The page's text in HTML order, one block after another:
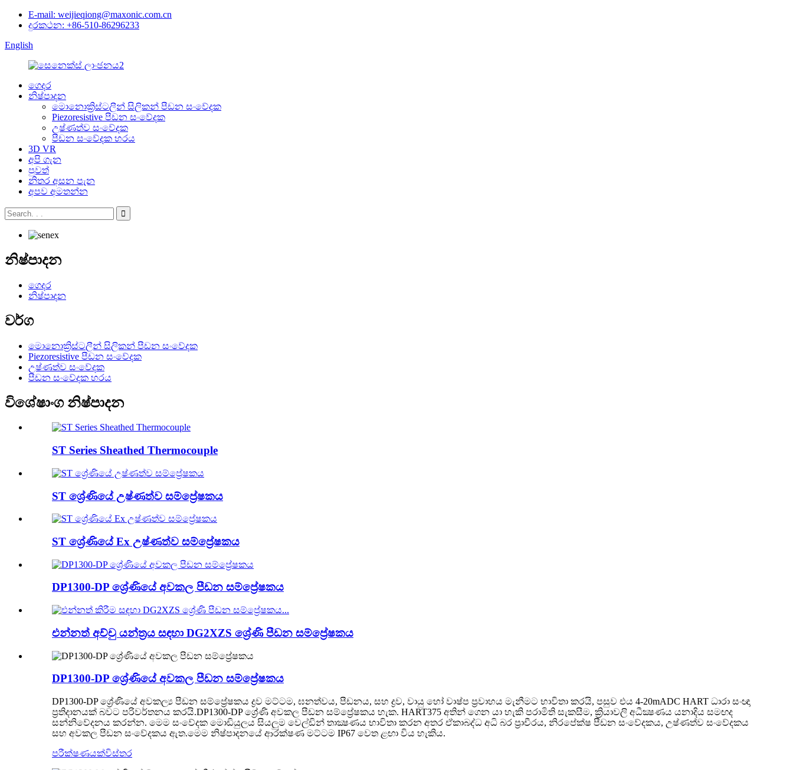
E-mail: weijieqiong@maxonic.com.cn
දුරකථන: +86-510-86296233
English
ගෙදර
නිෂ්පාදන
මොනොක්‍රිස්ටලීන් සිලිකන් පීඩන සංවේදක
Piezoresistive පීඩන සංවේදක
උෂ්ණත්ව සංවේදක
පීඩන සංවේදක හරය
3D VR
අපි ගැන
පුවත්
නිතර අසන පැන
අපව අමතන්න
නිෂ්පාදන
ගෙදර
නිෂ්පාදන
වර්ග
මොනොක්‍රිස්ටලීන් සිලිකන් පීඩන සංවේදක
Piezoresistive පීඩන සංවේදක
උෂ්ණත්ව සංවේදක
පීඩන සංවේදක හරය
විශේෂාංග නිෂ්පාදන
ST Series Sheathed Thermocouple
ST ශ්‍රේණියේ උෂ්ණත්ව සම්ප්‍රේෂකය
ST ශ්‍රේණියේ Ex උෂ්ණත්ව සම්ප්‍රේෂකය
DP1300-DP ශ්‍රේණියේ අවකල පීඩන සම්ප්‍රේෂකය
එන්නත් අච්චු යන්ත්‍රය සඳහා DG2XZS ශ්‍රේණි පීඩන සම්ප්‍රේෂකය
DP1300-DP ශ්‍රේණියේ අවකල පීඩන සම්ප්‍රේෂකය
DP1300-DP ශ්‍රේණියේ අවකල්‍ය පීඩන සම්ප්‍රේෂකය ද්‍රව මට්ටම, ඝනත්වය, පීඩනය, සහ ද්‍රව, වායු හෝ වාෂ්ප ප්‍රවාහය මැනීමට භාවිතා කරයි, පසුව එය 4-20mADC HART ධාරා සංඥා
ප්‍රතිදානයක් බවට පරිවර්තනය කරයි.DP1300-DP ශ්‍රේණි අවකල පීඩන සම්ප්‍රේෂකය හැක. HART375 අතින් ගෙන යා හැකි පරාමිති සැකසීම, ක්‍රියාවලි අධීක්‍ෂණය යනාදිය සමඟද
සන්නිවේදනය කරන්න. මෙම සංවේදක මොඩියුලය සියලුම වෙල්ඩින් තාක්‍ෂණය භාවිතා කරන අතර ඒකාබද්ධ අධි බර ප්‍රාචීරය, නිරපේක්ෂ පීඩන සංවේදකය, උෂ්ණත්ව සංවේදකය
සහ අවකල පීඩන සංවේදකය ඇත.මෙම නිෂ්පාදනයේ ආරක්ෂණ මට්ටම IP67 වෙත ළඟා විය හැකිය.
පරීක්ෂණයක්විස්තර